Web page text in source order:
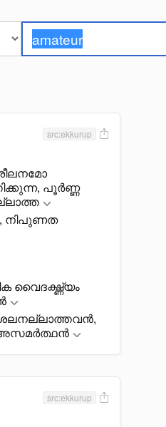
src:ekkurup
പൂർണ്ണ
നിപുണത
വൈദഗ്ദ്ധ്യം
അസമർത്ഥൻ
src:ekkurup